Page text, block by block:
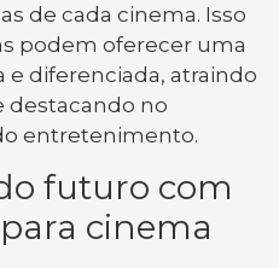
de cada cinema. Isso
podem oferecer uma
e diferenciada, atraindo
destacando no
entretenimento.
futuro com
cinema